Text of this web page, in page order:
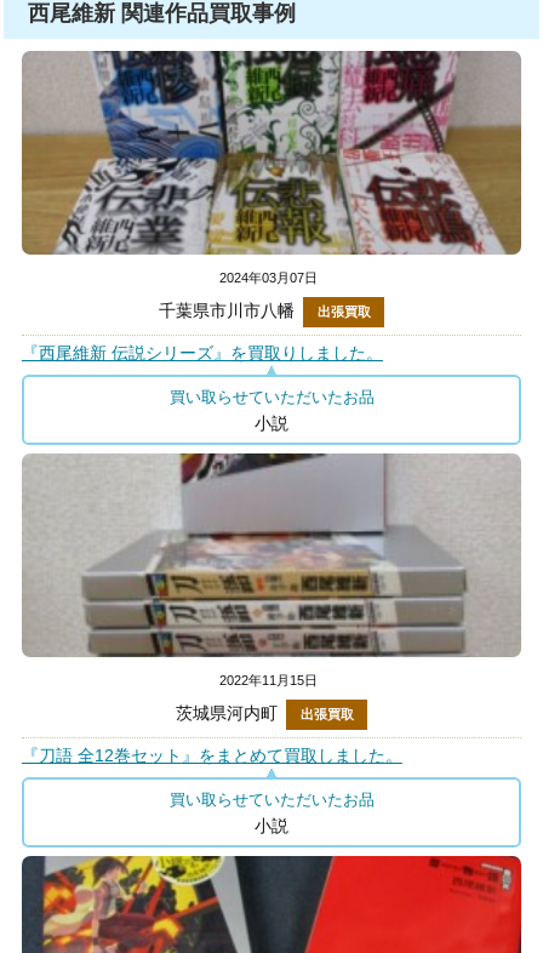
西尾維新 関連作品買取事例
2024年03月07日
千葉県市川市八幡 出張買取
『西尾維新 伝説シリーズ』を買取りしました。
買い取らせていただいたお品
小説
2022年11月15日
茨城県河内町 出張買取
『刀語 全12巻セット』をまとめて買取しました。
買い取らせていただいたお品
小説